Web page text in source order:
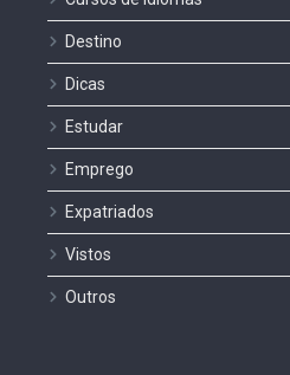
Destino
Dicas
Estudar
Emprego
Expatriados
Vistos
Outros